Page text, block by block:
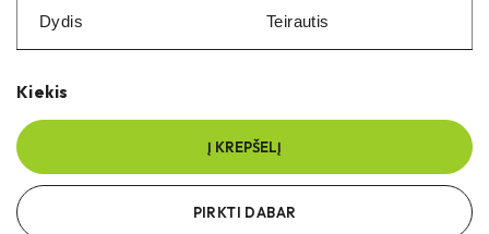
Dydis Teirautis
Kiekis
Į KREPŠELĮ
PIRKTI DABAR